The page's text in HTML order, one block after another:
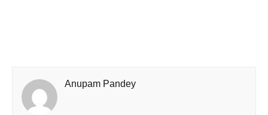
Anupam Pandey